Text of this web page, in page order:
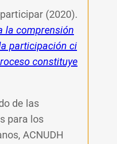
(2020).
la comprensión
participación ci
constituye
de las
para los
ACNUDH